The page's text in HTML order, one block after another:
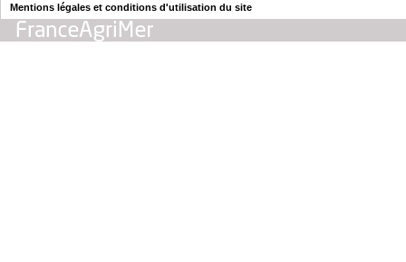
Mentions légales et conditions d'utilisation du site